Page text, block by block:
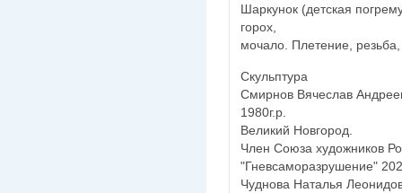
Шаркунок (детская
горох,
мочало. Плетение,
Скульптура
Смирнов Вячеслав
1980г.р.
Великий Новгород.
Член Союза художников
"Гневсаморазрушение"
Чуднова Наталья